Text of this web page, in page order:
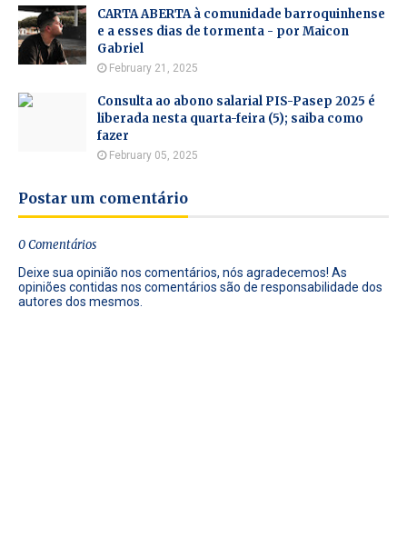
CARTA ABERTA à comunidade barroquinhense
e a esses dias de tormenta - por Maicon
Gabriel
February 21, 2025
Consulta ao abono salarial PIS-Pasep 2025 é
liberada nesta quarta-feira (5); saiba como
fazer
February 05, 2025
Postar um comentário
0 Comentários
Deixe sua opinião nos comentários, nós agradecemos! As
opiniões contidas nos comentários são de responsabilidade dos
autores dos mesmos.